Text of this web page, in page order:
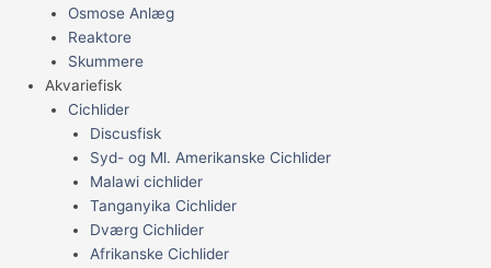
Osmose Anlæg
Reaktore
Skummere
Akvariefisk
Cichlider
Discusfisk
Syd- og Ml. Amerikanske Cichlider
Malawi cichlider
Tanganyika Cichlider
Dværg Cichlider
Afrikanske Cichlider